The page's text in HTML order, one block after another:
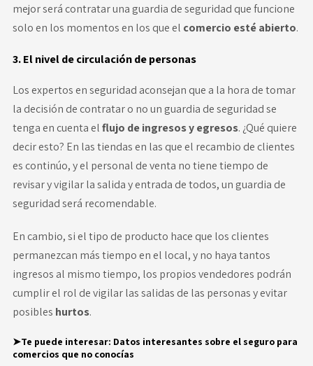
mejor será contratar una guardia de seguridad que funcione
solo en los momentos en los que el comercio esté abierto.
3. El nivel de circulación de personas
Los expertos en seguridad aconsejan que a la hora de tomar
la decisión de contratar o no un guardia de seguridad se
tenga en cuenta elflujo de ingresos y egresos. ¿Qué quiere
decir esto? En las tiendas en las que el recambio de clientes
es continúo, y el personal de venta no tiene tiempo de
revisar y vigilar la salida y entrada de todos, un guardia de
seguridad será recomendable.
En cambio, si el tipo de producto hace que los clientes
permanezcan más tiempo en el local, y no haya tantos
ingresos al mismo tiempo, los propios vendedores podrán
cumplir el rol de vigilar las salidas de las personas y evitar
posibles hurtos.
➤Te puede interesar: Datos interesantes sobre el seguro para
comercios que no conocías